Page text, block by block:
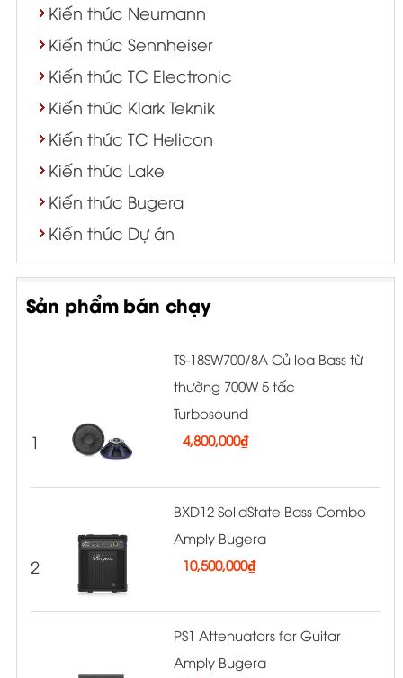
Kiến thức Neumann
Kiến thức Sennheiser
Kiến thức TC Electronic
Kiến thức Klark Teknik
Kiến thức TC Helicon
Kiến thức Lake
Kiến thức Bugera
Kiến thức Dự án
Sản phẩm bán chạy
1
TS-18SW700/8A Củ loa Bass từ
thường 700W 5 tấc
Turbosound
4,800,000₫
2
BXD12 SolidState Bass Combo
Amply Bugera
10,500,000₫
PS1 Attenuators for Guitar
Amply Bugera